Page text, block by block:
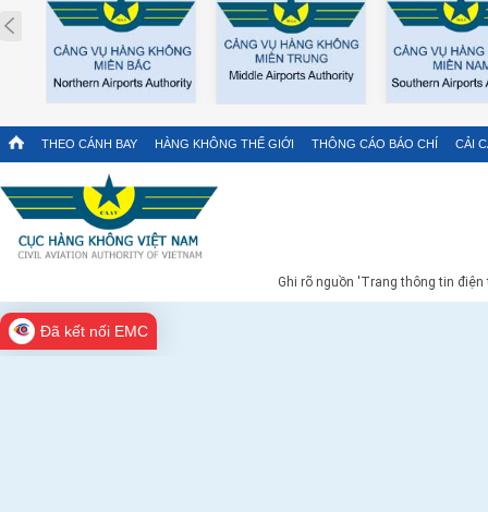
Prev
THEO CÁNH BAY HÀNG KHÔNG THẾ GIỚI THÔNG CÁO BÁO CHÍ CẢI
Ghi rõ nguồn 'Trang thông tin
Đã kết nối EMC